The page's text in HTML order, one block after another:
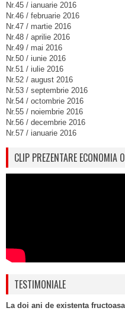
Nr.45 / ianuarie 2016
Nr.46 / februarie 2016
Nr.47 / martie 2016
Nr.48 / aprilie 2016
Nr.49 / mai 2016
Nr.50 / iunie 2016
Nr.51 / iulie 2016
Nr.52 / august 2016
Nr.53 / septembrie 2016
Nr.54 / octombrie 2016
Nr.55 / noiembrie 2016
Nr.56 / decembrie 2016
Nr.57 / ianuarie 2016
CLIP PREZENTARE ECONOMIA
TESTIMONIALE
La doi ani de existenta